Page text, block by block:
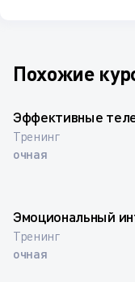
Похожие
Эффективные
Тренинг
очная
Эмоциональный
Тренинг
очная